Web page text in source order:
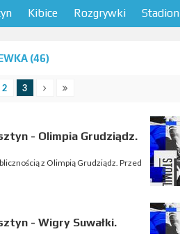
Kibice Rozgrywki Stadion
(46)
2 3
- Olimpia Grudziądz.
z Olimpią Grudziądz. Przed
- Wigry Suwałki.